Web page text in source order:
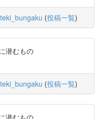
(投稿一覧)
潜むもの
(投稿一覧)
潜むもの